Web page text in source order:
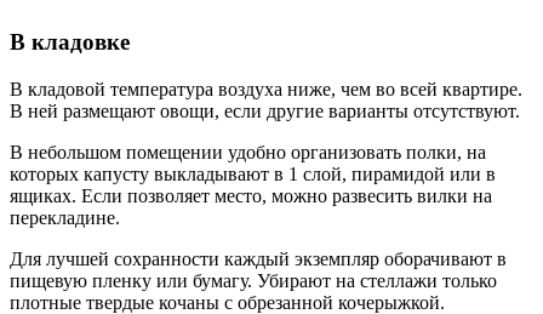
В кладовке
В кладовой температура воздуха ниже, чем во всей квартире.
В ней размещают овощи, если другие варианты отсутствуют.
В небольшом помещении удобно организовать полки, на
которых капусту выкладывают в 1 слой, пирамидой или в
ящиках. Если позволяет место, можно развесить вилки на
перекладине.
Для лучшей сохранности каждый экземпляр оборачивают в
пищевую пленку или бумагу. Убирают на стеллажи только
плотные твердые кочаны с обрезанной кочерыжкой.